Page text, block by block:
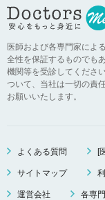
医師および各専門家によ
全性を保証するものでも
機関等を受診してくださ
ついて、当社は一切の責
お願いいたします。
よくある質問 [
サイトマップ
運営会社 各専